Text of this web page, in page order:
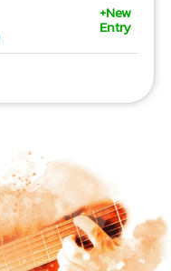
+New
Entry